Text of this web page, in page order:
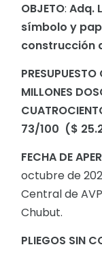
OBJETO: Adq.
símbolo y
construcción
PRESUPUESTO
MILLONES
73/100 ($
FECHA DE
octubre de
Central de
Chubut.
PLIEGOS SIN